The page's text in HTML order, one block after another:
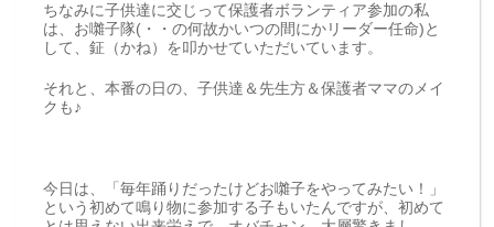
ちなみに子供達に交じって保護者ボランティア参加の私
は、お囃子隊(・・の何故かいつの間にかリーダー任命)と
して、鉦（かね）を叩かせていただいています。
それと、本番の日の、子供達＆先生方＆保護者ママのメイ
クも♪
今日は、「毎年踊りだったけどお囃子をやってみたい！」
という初めて鳴り物に参加する子もいたんですが、初めて